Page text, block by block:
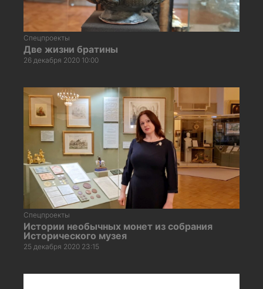
Спецпроекты
Две жизни братины
26 декабря 2020 10:00
Спецпроекты
Истории необычных монет из собрания
Исторического музея
25 декабря 2020 23:15